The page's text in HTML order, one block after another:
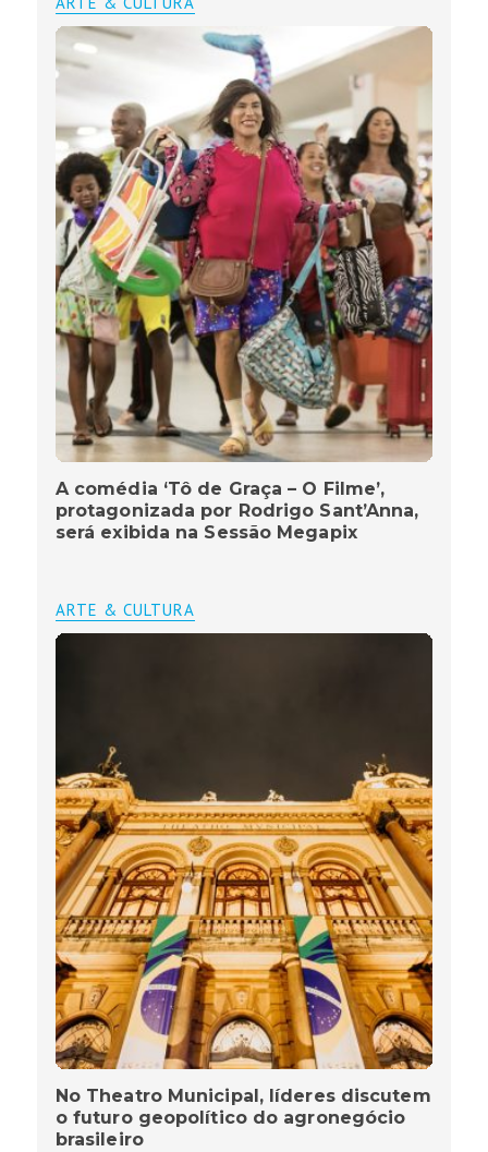
A comédia ‘Tô de Graça – O Filme’,
protagonizada por Rodrigo Sant’Anna,
será exibida na Sessão Megapix
ARTE & CULTURA
No Theatro Municipal, líderes discutem
o futuro geopolítico do agronegócio
brasileiro